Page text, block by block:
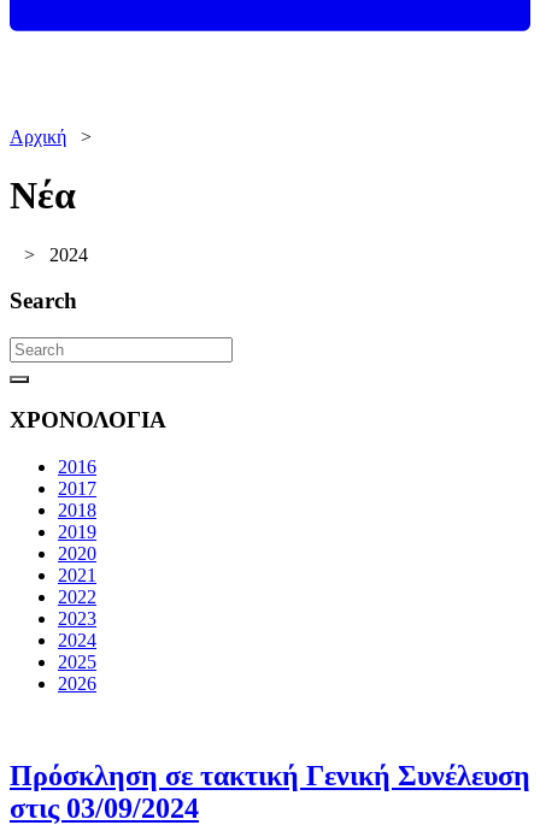
Αρχική >
Νέα
> 2024
Search
ΧΡΟΝΟΛΟΓΙΑ
2016
2017
2018
2019
2020
2021
2022
2023
2024
2025
2026
Πρόσκληση σε τακτική Γενική Συνέλευση
στις 03/09/2024